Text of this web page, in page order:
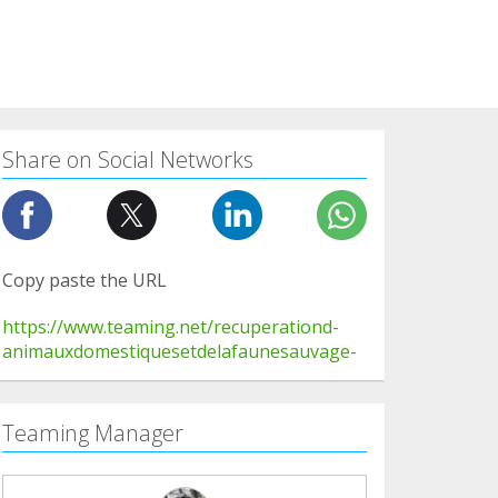
Share on Social Networks
Copy paste the URL
https://www.teaming.net/recuperationd-
animauxdomestiquesetdelafaunesauvage-
Teaming Manager